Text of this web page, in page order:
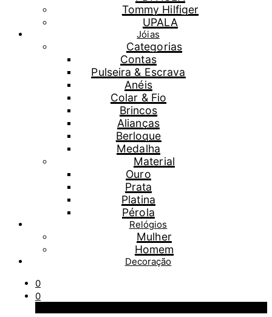
Tommy Hilfiger
UPALA
Jóias
Categorias
Contas
Pulseira & Escrava
Anéis
Colar & Fio
Brincos
Alianças
Berloque
Medalha
Material
Ouro
Prata
Platina
Pérola
Relógios
Mulher
Homem
Decoração
0
0